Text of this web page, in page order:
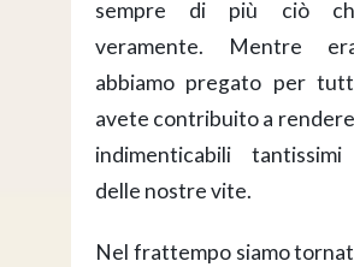
sempre di più ciò
veramente. Mentre
abbiamo pregato per
avete contribuito a
indimenticabili
delle nostre vite.
Nel frattempo siamo